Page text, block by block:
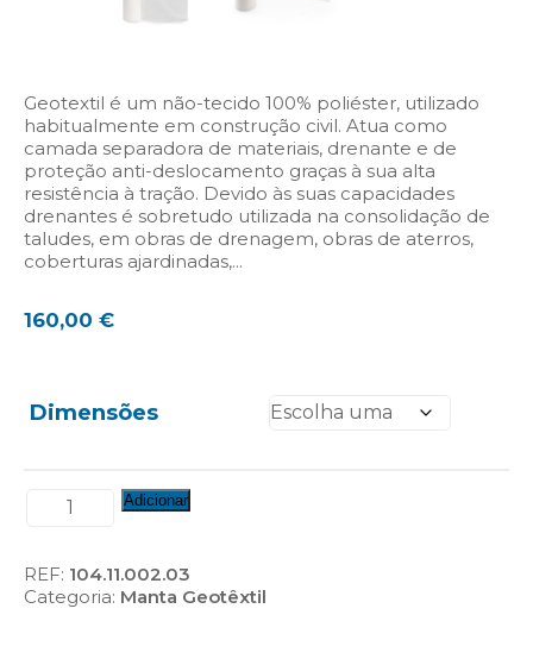
Geotextil é um não-tecido 100% poliéster, utilizado
habitualmente em construção civil. Atua como
camada separadora de materiais, drenante e de
proteção anti-deslocamento graças à sua alta
resistência à tração. Devido às suas capacidades
drenantes é sobretudo utilizada na consolidação de
taludes, em obras de drenagem, obras de aterros,
coberturas ajardinadas,...
160,00 €
Dimensões
Quantidade
de
Manta
Geotêxtil
Adicionar
REF: 104.11.002.03
Categoria: Manta Geotêxtil